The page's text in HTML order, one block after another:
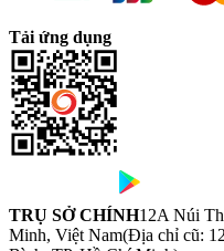
Tải ứng dụng
TRỤ SỞ CHÍNH12A Núi
Minh, Việt Nam(Địa chỉ cũ: